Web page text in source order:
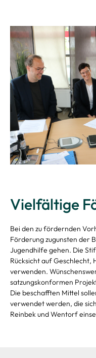
Mitmachen
Kontakt
Vielfältige
Bei den zu fördernden
Förderung zugunsten der
Jugendhilfe gehen. Die
Rücksicht auf
verwenden.
satzungskonformen
Die beschafften Mittel
verwendet werden, die
Reinbek und Wentorf